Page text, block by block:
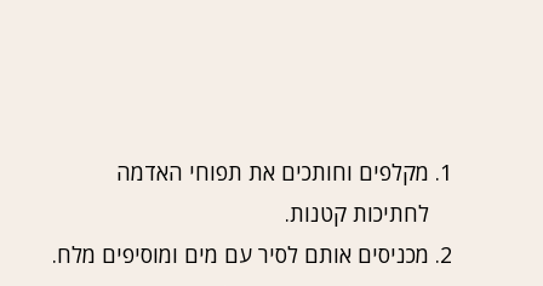
מקלפים וחותכים את תפוחי האדמה
לחתיכות קטנות.
מכניסים אותם לסיר עם מים ומוסיפים מלח.